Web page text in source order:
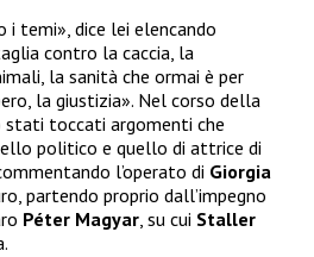
i temi», dice lei elencando
contro la caccia, la
la sanità che ormai è per
la giustizia». Nel corso della
stati toccati argomenti che
politico e quello di attrice di
l’operato di Giorgia
partendo proprio dall’impegno
Péter Magyar, su cui Staller